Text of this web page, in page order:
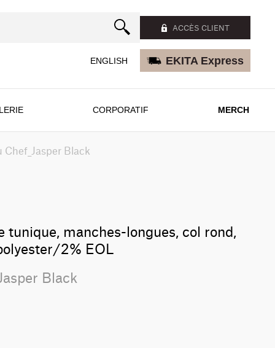
ENGLISH
ACCÈS CLIENT
EKITA Express
CORPORATIF MERCH
Chef_Jasper Black
tunique, manches-longues, col rond,
2% EOL
Black